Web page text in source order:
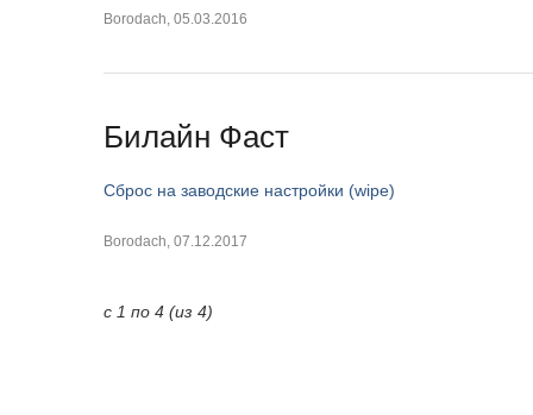
Borodach, 05.03.2016
Билайн Фаст
Сброс на заводские настройки (wipe)
Borodach, 07.12.2017
с 1 по 4 (из 4)